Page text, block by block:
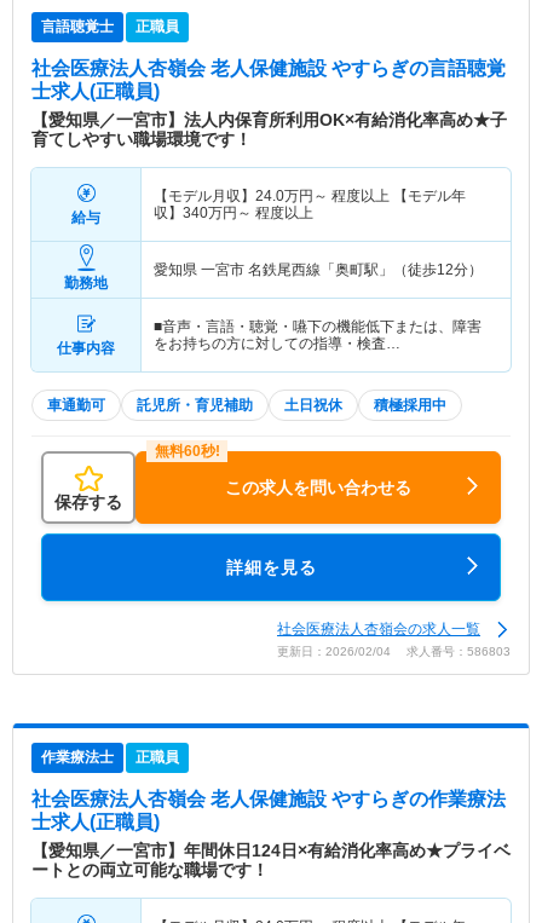
うに 急性期病院から福祉施設まで幅広く医療・介
ては老人保健施設、訪問看護、地域包括支援センタ
的な医療体制の展開を目指しております。
言語聴覚士 正職員
社会医療法人杏嶺会 老人保健施設 やすらぎの言語聴覚
士求人(正職員)
【愛知県／一宮市】法人内保育所利用OK×有給消化率高め★子
育てしやすい職場環境です！
給与
【モデル月収】 24.0万円～ 程度以上 【モデル年
収】 340万円～ 程度以上
勤務地
愛知県 一宮市 名鉄尾西線「奥町駅」（徒歩12分）
仕事内容
■音声・言語・聴覚・嚥下の機能低下または、障害
をお持ちの方に対しての指導・検査…
車通勤可 託児所・育児補助 土日祝休 積極採用中
保存する
この求人を問い合わせる
詳細を見る
社会医療法人杏嶺会の求人一覧
更新日：2026/02/04 求人番号：586803
作業療法士 正職員
社会医療法人杏嶺会 老人保健施設 やすらぎの作業療法
士求人(正職員)
【愛知県／一宮市】年間休日124日×有給消化率高め★プライベ
ートとの両立可能な職場です！